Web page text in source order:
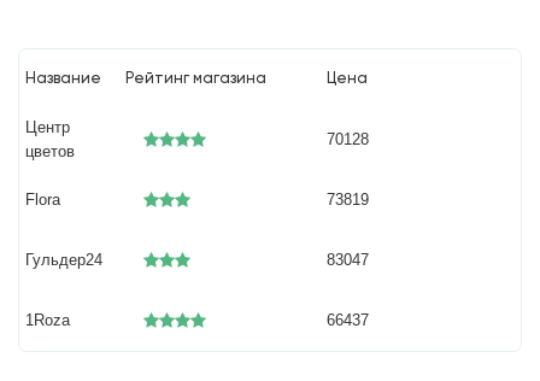
Название Рейтинг магазина Цена
Центр
цветов
70128
Flora 73819
Гульдер24 83047
1Roza 66437